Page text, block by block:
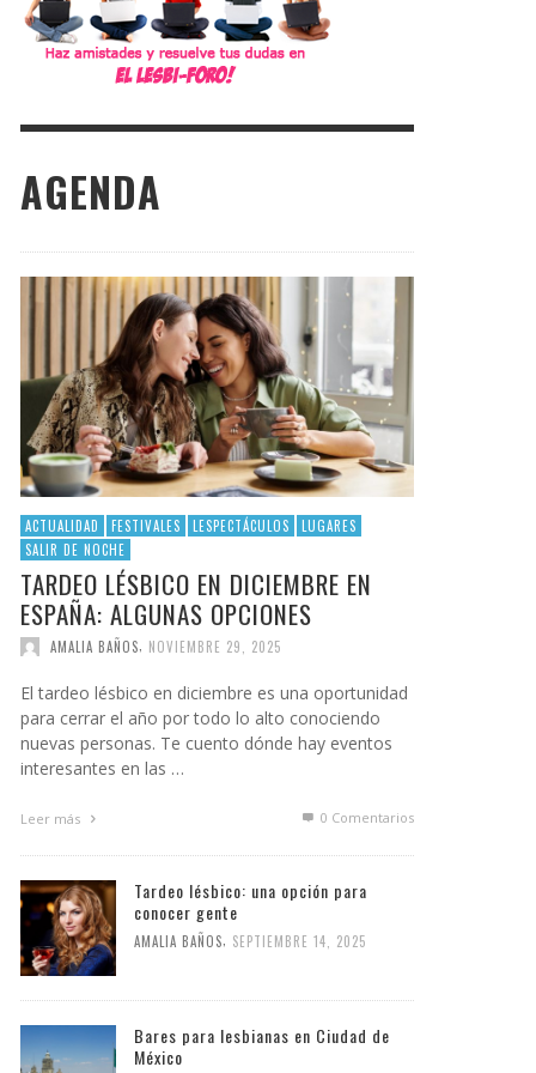
AGENDA
ACTUALIDAD FESTIVALES LESPECTÁCULOS
LUGARES
SALIR DE NOCHE
TARDEO LÉSBICO EN DICIEMBRE EN
ESPAÑA: ALGUNAS OPCIONES
AMALIA BAÑOS, NOVIEMBRE 29, 2025
El tardeo lésbico en diciembre es una oportunidad
para cerrar el año por todo lo alto conociendo
nuevas personas. Te cuento dónde hay eventos
interesantes en las …
Leer más 0 Comentarios
Tardeo lésbico: una opción para
conocer gente
AMALIA BAÑOS SEPTIEMBRE 14, 2025
Bares para lesbianas en Ciudad de
México